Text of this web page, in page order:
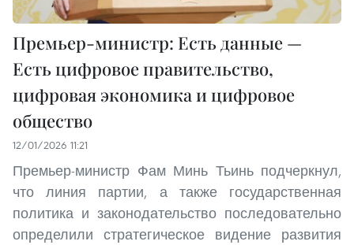
Премьер-министр: Есть данные —
Есть цифровое правительство,
цифровая экономика и цифровое
общество
12/01/2026 11:21
Премьер-министр Фам Минь Тьинь подчеркнул,
что линия партии, а также государственная
политика и законодательство последовательно
определили стратегическое видение развития